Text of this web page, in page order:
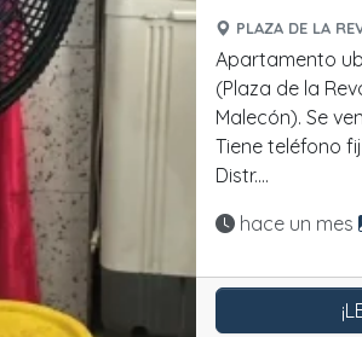
PLAZA DE LA
Apartamento
(Plaza de la
Malecón). Se
Tiene teléfono
Distr....
Actualizado:
hace un mes